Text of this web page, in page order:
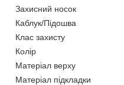
Захисний носок
Каблук/Підошва
Клас захисту
Колір
Матеріал верху
Матеріал підкладки